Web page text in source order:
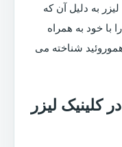
به دلیل آن که
خود به همراه
شناخته می
کلینیک لیزر